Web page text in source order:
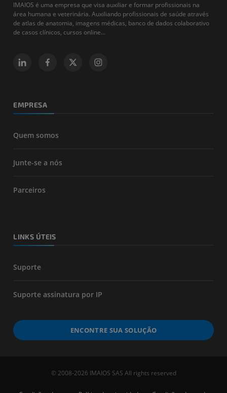
IMAIOS é uma empresa que visa auxiliar e formar profissionais na
área humana e veterinária. Auxiliando profissionais de saúde através
de atlas de anatomia, imagens médicas, banco de dados colaborativo
de casos clínicos, cursos online...
EMPRESA
Quem somos
Junte-se a nós
Parceiros
LINKS ÚTEIS
Suporte
Suporte assinatura por IP
ENCONTRE SUA SOLUÇÃO
© 2008-2026 IMAIOS SAS All rights reserved